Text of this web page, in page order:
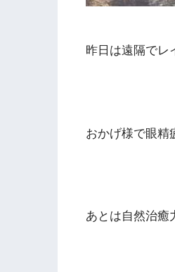
昨日は遠隔でレ
おかげ様で眼精
あとは自然治癒